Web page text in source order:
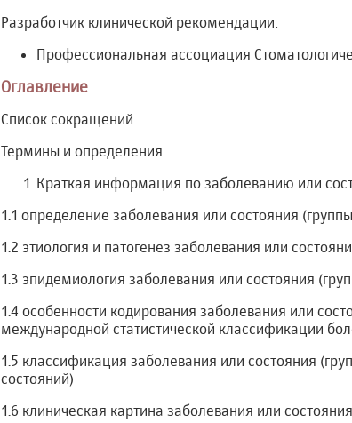
Разработчик клинической рекомендации:
Профессиональная ассоциация
Оглавление
Список сокращений
Термины и определения
Краткая информация по заболеванию или
1.1 определение заболевания или состояния
1.2 этиология и патогенез заболевания или
1.3 эпидемиология заболевания или состояния
1.4 особенности кодирования заболевания или
международной статистической классификации
1.5 классификация заболевания или состояния
состояний)
1.6 клиническая картина заболевания или